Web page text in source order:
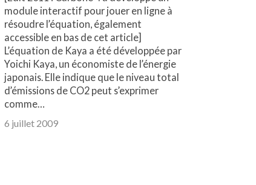
module interactif pour jouer en ligne à
résoudre l’équation, également
accessible en bas de cet article]
L’équation de Kaya a été développée par
Yoichi Kaya, un économiste de l’énergie
japonais. Elle indique que le niveau total
d’émissions de CO2 peut s’exprimer
comme…
6 juillet 2009